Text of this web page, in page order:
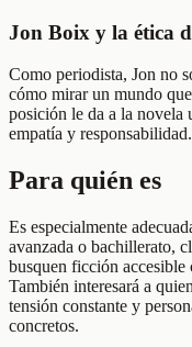
Jon Boix y la ética
Como periodista, Jon no
cómo mirar un mundo
posición le da a la novela
empatía y responsabilidad.
Para quién es
Es especialmente
avanzada o bachillerato,
busquen ficción accesible
También interesará a
tensión constante y
concretos.